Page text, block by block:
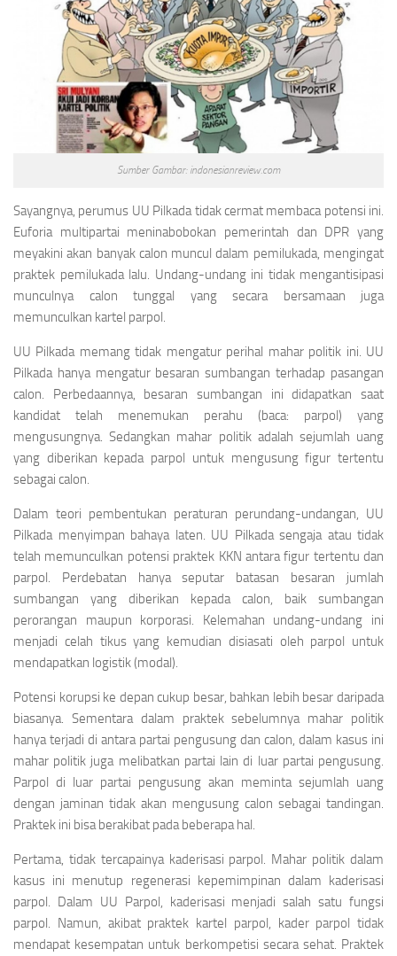
Sumber Gambar: indonesianreview.com
Sayangnya, perumus UU Pilkada tidak cermat membaca potensi ini.
Euforia multipartai meninabobokan pemerintah dan DPR yang
meyakini akan banyak calon muncul dalam pemilukada, mengingat
praktek pemilukada lalu. Undang-undang ini tidak mengantisipasi
munculnya calon tunggal yang secara bersamaan juga
memunculkan kartel parpol.
UU Pilkada memang tidak mengatur perihal mahar politik ini. UU
Pilkada hanya mengatur besaran sumbangan terhadap pasangan
calon. Perbedaannya, besaran sumbangan ini didapatkan saat
kandidat telah menemukan perahu (baca: parpol) yang
mengusungnya. Sedangkan mahar politik adalah sejumlah uang
yang diberikan kepada parpol untuk mengusung figur tertentu
sebagai calon.
Dalam teori pembentukan peraturan perundang-undangan, UU
Pilkada menyimpan bahaya laten. UU Pilkada sengaja atau tidak
telah memunculkan potensi praktek KKN antara figur tertentu dan
parpol. Perdebatan hanya seputar batasan besaran jumlah
sumbangan yang diberikan kepada calon, baik sumbangan
perorangan maupun korporasi. Kelemahan undang-undang ini
menjadi celah tikus yang kemudian disiasati oleh parpol untuk
mendapatkan logistik (modal).
Potensi korupsi ke depan cukup besar, bahkan lebih besar daripada
biasanya. Sementara dalam praktek sebelumnya mahar politik
hanya terjadi di antara partai pengusung dan calon, dalam kasus ini
mahar politik juga melibatkan partai lain di luar partai pengusung.
Parpol di luar partai pengusung akan meminta sejumlah uang
dengan jaminan tidak akan mengusung calon sebagai tandingan.
Praktek ini bisa berakibat pada beberapa hal.
Pertama, tidak tercapainya kaderisasi parpol. Mahar politik dalam
kasus ini menutup regenerasi kepemimpinan dalam kaderisasi
parpol. Dalam UU Parpol, kaderisasi menjadi salah satu fungsi
parpol. Namun, akibat praktek kartel parpol, kader parpol tidak
mendapat kesempatan untuk berkompetisi secara sehat. Praktek